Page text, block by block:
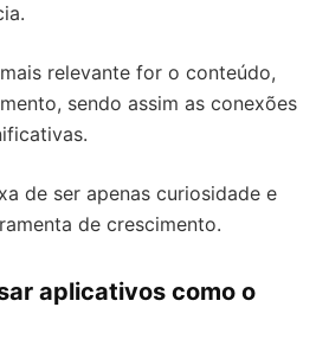
relevante for o conteúdo,
sendo assim as conexões
de ser apenas curiosidade e
de crescimento.
aplicativos como o